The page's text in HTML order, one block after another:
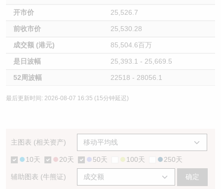
开市价 25,526.7
前收市价 25,530.28
成交额 (港元) 85,504.6百万
是日波幅 25,393.1 - 25,669.5
52周波幅 22518 - 28056.1
最后更新时间: 2026-08-07 16:35 (15分钟延迟)
主图表 (相关资产)
10天 20天 50天 100天 250天
辅助图表 (牛熊证) 确定